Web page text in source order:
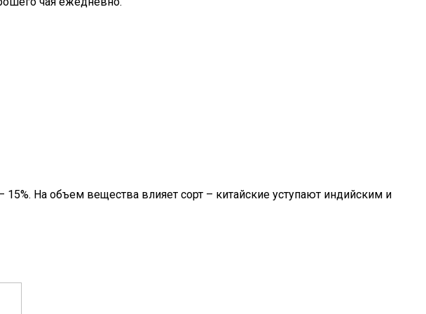
На объем вещества влияет сорт – китайские уступают индийским и